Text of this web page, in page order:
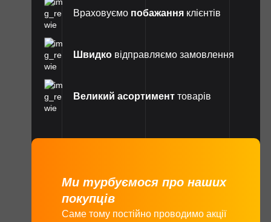
Враховуємо побажання клієнтів
Швидко відправляємо замовлення
Великий асортимент товарів
Ми турбуємося про наших
покупців
Саме тому постійно проводимо акції